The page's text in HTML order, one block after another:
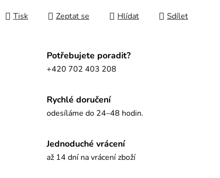
Tisk Zeptat se Hlídat Sdílet
Potřebujete poradit?
+420 702 403 208
Rychlé doručení
odesíláme do 24–48 hodin.
Jednoduché vrácení
až 14 dní na vrácení zboží